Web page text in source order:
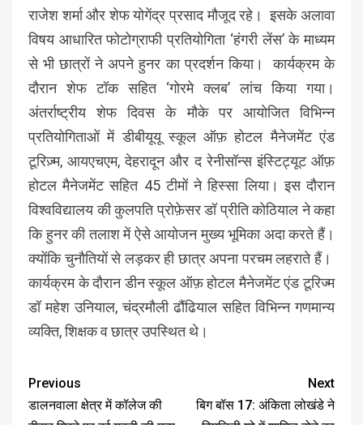
राजेश शर्मा और शेफ योगेंद्र प्रसाद मौजूद रहे। इसके अलावा
विषय आधारित फोटोग्राफी प्रतियोगिता ‘हंगरी लेंस’ के माध्यम
से भी छात्रों ने अपने हुनर का प्रदर्शन किया। कार्यक्रम के
दौरान शेफ टॉक सहित ‘गोरमे क्लब’ लांच किया गया।
अंतर्राष्ट्रीय शेफ दिवस के मौके पर आयोजित विभिन्न
प्रतियोगिताओं में डीबीयूयू स्कूल ऑफ़ होटल मैनेजमेंट एंड
टूरिज़्म, आयएचएम, देहरादून और द रेनीसॉन्स इंस्टिट्यूट ऑफ़
होटल मैनेजमेंट सहित 45 टीमों ने हिस्सा लिया। इस दौरान
विश्वविद्यालय की कुलपति प्रोफ़ेसर डॉ प्रीति कोठियाल ने कहा
कि हुनर की तलाश में ऐसे आयोजन मुख्य भूमिका अदा करते हैं।
क्योंकि चुनौतियों से लड़कर ही छात्र अपना परचम लहराते हैं।
कार्यक्रम के दौरान डीन स्कूल ऑफ़ होटल मैनेजमेंट एंड टूरिज्म
डॉ महेश उनियाल, चंद्रमौली ढौंढियाल सहित विभिन्न गणमान्य
व्यक्ति, शिक्षक व छात्र उपस्थित थे।
Previous
डालनवाला क्षेत्र में कॉलेज की
Next
बिग बॉस 17: अंकिता लोखंडे ने